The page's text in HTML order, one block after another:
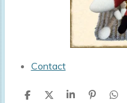
Contact
D
D
S
P
D